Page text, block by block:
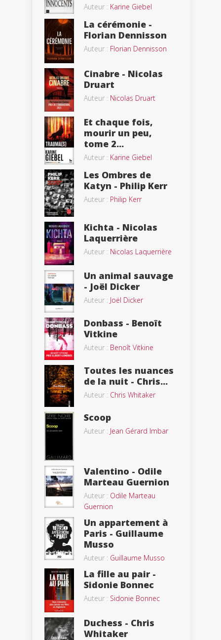
Auteur : Karine Giebel
La cérémonie -
Florian Dennisson
Auteur : Florian Dennisson
Cinabre - Nicolas
Druart
Auteur : Nicolas Druart
Et chaque fois,
mourir un peu,
tome 2...
Auteur : Karine Giebel
Les Ombres de
Katyn - Philip Kerr
Auteur : Philip Kerr
Kichta - Nicolas
Laquerrière
Auteur : Nicolas Laquerrière
Un animal sauvage
- Joël Dicker
Auteur : Joël Dicker
Donbass - Benoît
Vitkine
Auteur : Benoît Vitkine
Toutes les nuances
de la nuit - Chris...
Auteur : Chris Whitaker
Scoop
Auteur : Jean Gérard Imbar
Valentino - Odile
Marteau Guernion
Auteur : Odile Marteau
Guernion
Un appartement à
Paris - Guillaume
Musso
Auteur : Guillaume Musso
La fille au pair -
Sidonie Bonnec
Auteur : Sidonie Bonnec
Duchess - Chris
Whitaker